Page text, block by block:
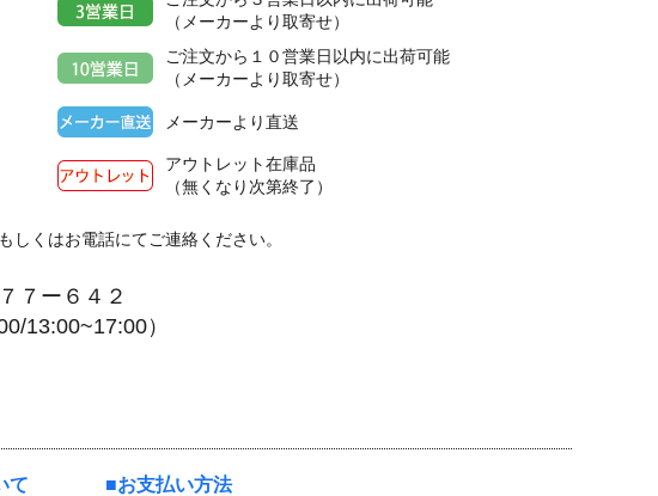
（メーカーより取寄せ）
ご注文から１０営業日以内に出荷可能
（メーカーより取寄せ）
メーカーより直送
アウトレット在庫品
（無くなり次第終了）
くはお電話にてご連絡ください。
７ー６４２
13:00~17:00）
て
お支払い方法